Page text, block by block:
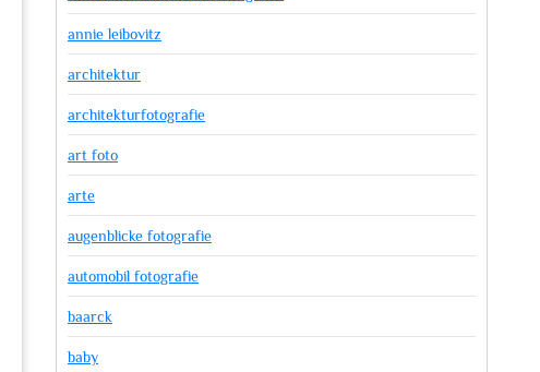
annie leibovitz
architektur
architekturfotografie
art foto
arte
augenblicke fotografie
automobil fotografie
baarck
baby